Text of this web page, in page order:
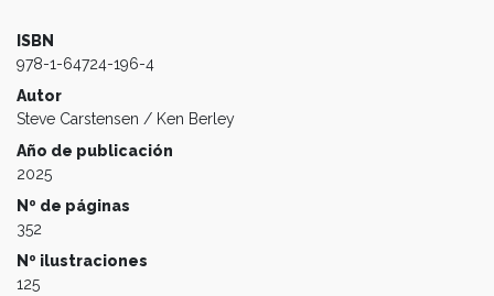
ISBN
978-1-64724-196-4
Autor
Steve Carstensen / Ken Berley
Año de publicación
2025
Nº de páginas
352
Nº ilustraciones
125